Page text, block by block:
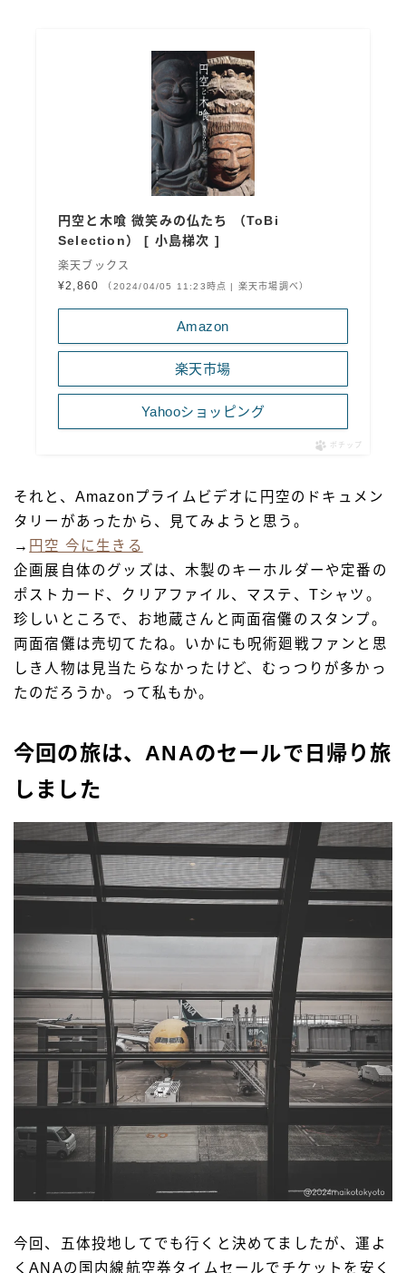
円空と木喰 微笑みの仏たち （ToBi
Selection） [ 小島梯次 ]
楽天ブックス
¥2,860
（2024/04/05 11:23時点 | 楽天市場調べ）
Amazon
楽天市場
Yahooショッピング
ポチップ
それと、Amazonプライムビデオに円空のドキュメン
タリーがあったから、見てみようと思う。
→ 円空 今に生きる
企画展自体のグッズは、木製のキーホルダーや定番の
ポストカード、クリアファイル、マステ、Tシャツ。
珍しいところで、お地蔵さんと両面宿儺のスタンプ。
両面宿儺は売切てたね。いかにも呪術廻戦ファンと思
しき人物は見当たらなかったけど、むっつりが多かっ
たのだろうか。って私もか。
今回の旅は、ANAのセールで日帰り旅
しました
今回、五体投地してでも行くと決めてましたが、運よ
くANAの国内線航空券タイムセールでチケットを安く